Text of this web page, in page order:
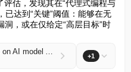
估，发现其在“代理式编程与
已达到“关键”阈值：能够在无
，或在仅给定“高层目标”时
OpenAI to pause some work on AI model Astra due to security concerns +1